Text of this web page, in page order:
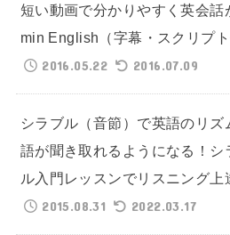
短い動画で分かりやすく英会話
min English（字幕・スクリプト
2016.05.22
2016.07.09
シラブル（音節）で英語のリ
語が聞き取れるようになる！シ
ル入門レッスンでリスニング上
2015.08.31
2022.03.17